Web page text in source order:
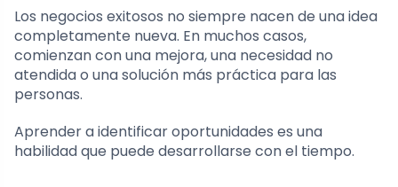
Los negocios exitosos no siempre nacen de una idea
completamente nueva. En muchos casos,
comienzan con una mejora, una necesidad no
atendida o una solución más práctica para las
personas.
Aprender a identificar oportunidades es una
habilidad que puede desarrollarse con el tiempo.